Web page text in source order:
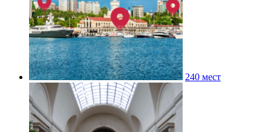
240 мест